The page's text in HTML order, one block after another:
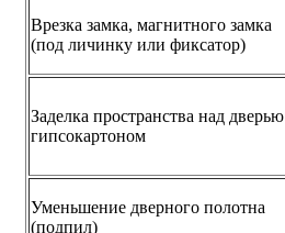
Врезка замка, магнитного замка
(под личинку или фиксатор)
Заделка пространства над дверью
гипсокартоном
Уменьшение дверного полотна
(подпил)